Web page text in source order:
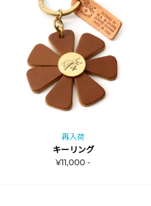
再入荷
キーリング
¥11,000 -